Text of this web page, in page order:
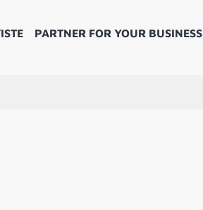
PARTNER FOR YOUR BUSINESS